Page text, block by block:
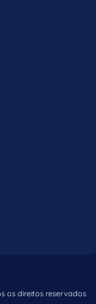
os direitos reservados